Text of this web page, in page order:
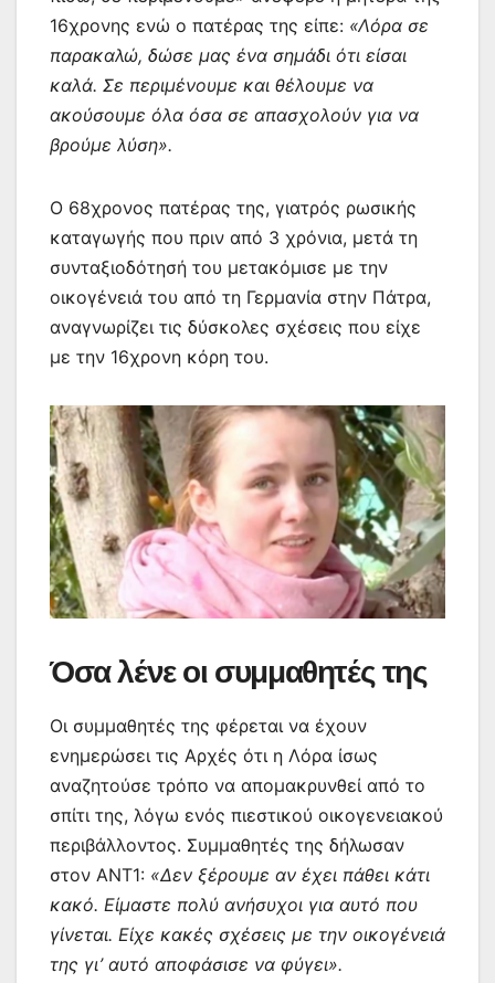
16χρονης ενώ ο πατέρας της είπε: «Λόρα σε
παρακαλώ, δώσε μας ένα σημάδι ότι είσαι
καλά. Σε περιμένουμε και θέλουμε να
ακούσουμε όλα όσα σε απασχολούν για να
βρούμε λύση».
Ο 68χρονος πατέρας της, γιατρός ρωσικής
καταγωγής που πριν από 3 χρόνια, μετά τη
συνταξιοδότησή του μετακόμισε με την
οικογένειά του από τη Γερμανία στην Πάτρα,
αναγνωρίζει τις δύσκολες σχέσεις που είχε
με την 16χρονη κόρη του.
Όσα λένε οι συμμαθητές της
Οι συμμαθητές της φέρεται να έχουν
ενημερώσει τις Αρχές ότι η Λόρα ίσως
αναζητούσε τρόπο να απομακρυνθεί από το
σπίτι της, λόγω ενός πιεστικού οικογενειακού
περιβάλλοντος. Συμμαθητές της δήλωσαν
στον ΑΝΤ1: «Δεν ξέρουμε αν έχει πάθει κάτι
κακό. Είμαστε πολύ ανήσυχοι για αυτό που
γίνεται. Είχε κακές σχέσεις με την οικογένειά
της γι’ αυτό αποφάσισε να φύγει».